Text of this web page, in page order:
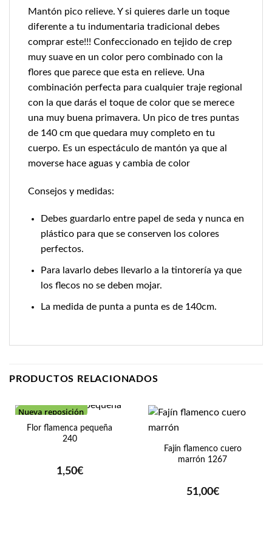
Mantón pico relieve. Y si quieres darle un toque
diferente a tu indumentaria tradicional debes
comprar este!!! Confeccionado en tejido de crep
muy suave en un color pero combinado con la
flores que parece que esta en relieve. Una
combinación perfecta para cualquier traje regional
con la que darás el toque de color que se merece
una muy buena primavera. Un pico de tres puntas
de 140 cm que quedara muy completo en tu
cuerpo. Es un espectáculo de mantón ya que al
moverse hace aguas y cambia de color
Consejos y medidas:
Debes guardarlo entre papel de seda y nunca en
plástico para que se conserven los colores
perfectos.
Para lavarlo debes llevarlo a la tintorería ya que
los flecos no se deben mojar.
La medida de punta a punta es de 140cm.
PRODUCTOS RELACIONADOS
Nueva reposición
Flor flamenca pequeña
240
1,50€
Fajín flamenco cuero
marrón 1267
51,00€